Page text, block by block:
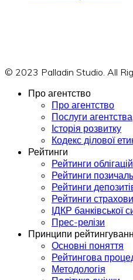
© 2023 Palladin Studio. All
Про агентство
Про агентство
Послуги агентства
Історія розвитку
Кодекс ділової
Рейтинги
Рейтинги облігацій
Рейтинги
Рейтинги
Рейтинги
ІДКР банківської
Прес-релізи
Принципи
Основні поняття
Рейтингова
Методологія